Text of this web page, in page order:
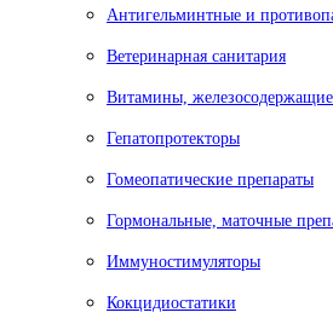
Антигельминтные и
Ветеринарная санитария
Витамины,
Гепатопротекторы
Гомеопатические препараты
Гормональные, маточные
Иммуностимуляторы
Кокцидиостатики